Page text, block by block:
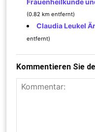
(0.82 km entfernt)
Claudia Leukel
entfernt)
Kommentieren Sie